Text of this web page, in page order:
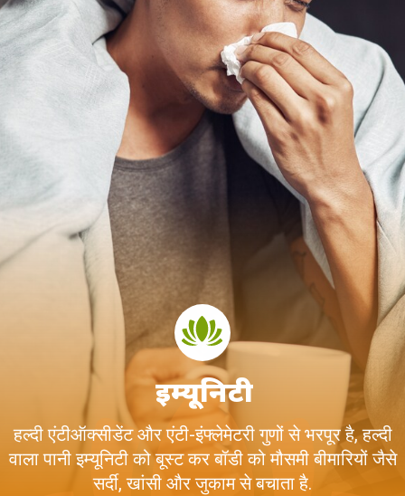
इम्यूनिटी
हल्दी एंटीऑक्सीडेंट और एंटी-इंफ्लेमेटरी गुणों से भरपूर है, हल्दी
वाला पानी इम्यूनिटी को बूस्ट कर बॉडी को मौसमी बीमारियों जैसे
सर्दी, खांसी और जुकाम से बचाता है.